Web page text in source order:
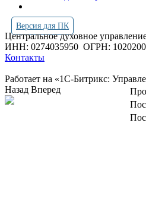
Версия для ПК
Центральное духовное
ИНН: 0274035950 ОГРН:
Контакты
Работает на «1С-Битрикс:
Назад Вперед